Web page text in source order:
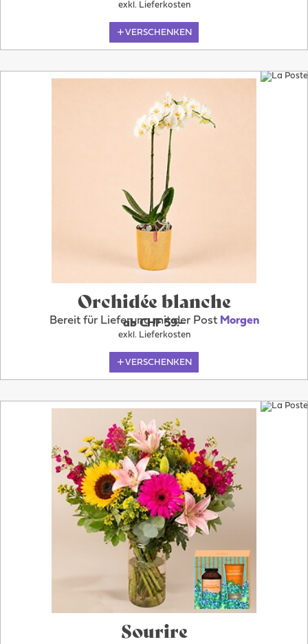
exkl. Lieferkosten
VERSCHENKEN
Orchidée blanche
Bereit für Lieferung mit der Post Morgen
ab CHF 59.–
exkl. Lieferkosten
VERSCHENKEN
Sourire